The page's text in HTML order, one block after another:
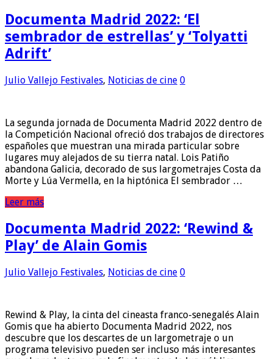
Documenta Madrid 2022: ‘El
sembrador de estrellas’ y ‘Tolyatti
Adrift’
Julio Vallejo Festivales, Noticias de cine 0
La segunda jornada de Documenta Madrid 2022 dentro de
la Competición Nacional ofreció dos trabajos de directores
españoles que muestran una mirada particular sobre
lugares muy alejados de su tierra natal. Lois Patiño
abandona Galicia, decorado de sus largometrajes Costa da
Morte y Lúa Vermella, en la hiptónica El sembrador …
Leer más
Documenta Madrid 2022: ‘Rewind &
Play’ de Alain Gomis
Julio Vallejo Festivales, Noticias de cine 0
Rewind & Play, la cinta del cineasta franco-senegalés Alain
Gomis que ha abierto Documenta Madrid 2022, nos
descubre que los descartes de un largometraje o un
programa televisivo pueden ser incluso más interesantes